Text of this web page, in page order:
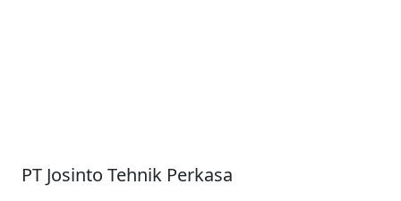
PT Josinto Tehnik Perkasa